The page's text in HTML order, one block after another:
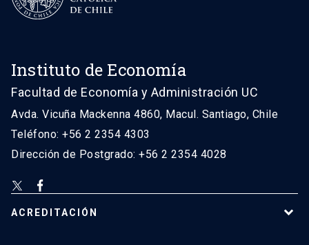
Instituto de Economía
Facultad de Economía y Administración UC
Avda. Vicuña Mackenna 4860, Macul. Santiago, Chile
Teléfono: +56 2 2354 4303
Dirección de Postgrado: +56 2 2354 4028
ACREDITACIÓN